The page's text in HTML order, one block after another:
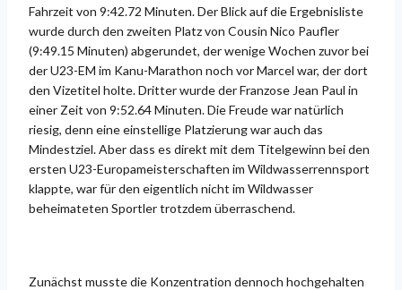
Fahrzeit von 9:42.72 Minuten. Der Blick auf die Ergebnisliste
wurde durch den zweiten Platz von Cousin Nico Paufler
(9:49.15 Minuten) abgerundet, der wenige Wochen zuvor bei
der U23-EM im Kanu-Marathon noch vor Marcel war, der dort
den Vizetitel holte. Dritter wurde der Franzose Jean Paul in
einer Zeit von 9:52.64 Minuten. Die Freude war natürlich
riesig, denn eine einstellige Platzierung war auch das
Mindestziel. Aber dass es direkt mit dem Titelgewinn bei den
ersten U23-Europameisterschaften im Wildwasserrennsport
klappte, war für den eigentlich nicht im Wildwasser
beheimateten Sportler trotzdem überraschend.
Zunächst musste die Konzentration dennoch hochgehalten